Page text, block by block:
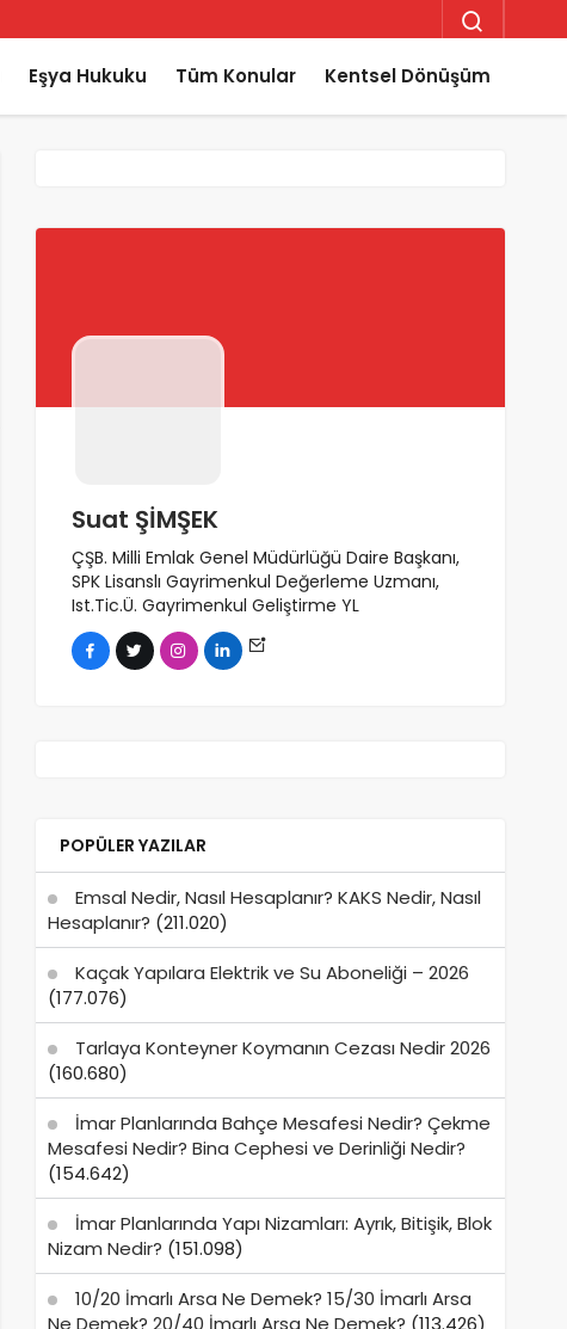
Eşya Hukuku Tüm Konular Kentsel Dönüşüm
Suat ŞİMŞEK
ÇŞB. Milli Emlak Genel Müdürlüğü Daire Başkanı,
SPK Lisanslı Gayrimenkul Değerleme Uzmanı,
Ist.Tic.Ü. Gayrimenkul Geliştirme YL
POPÜLER YAZILAR
Emsal Nedir, Nasıl Hesaplanır? KAKS Nedir, Nasıl
Hesaplanır? (211.020)
Kaçak Yapılara Elektrik ve Su Aboneliği – 2026
(177.076)
Tarlaya Konteyner Koymanın Cezası Nedir 2026
(160.680)
İmar Planlarında Bahçe Mesafesi Nedir? Çekme
Mesafesi Nedir? Bina Cephesi ve Derinliği Nedir?
(154.642)
İmar Planlarında Yapı Nizamları: Ayrık, Bitişik, Blok
Nizam Nedir? (151.098)
10/20 İmarlı Arsa Ne Demek? 15/30 İmarlı Arsa
Ne Demek? 20/40 İmarlı Arsa Ne Demek? (113.426)